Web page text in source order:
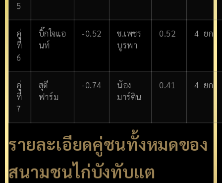
5
คู่
ที่
6
บิ๊กใจแอ
นท์
-0.52
ช.เพชร
บูรพา
0.52 4 ยก
คู่
ที่
7
สุดี
ฟาร์ม
-0.74 น้อง
มาร์ติน
0.41 4 ยก
รายละเอียดคู่ชนทั้งหมดของ
สนามชนไก่บังทับแต